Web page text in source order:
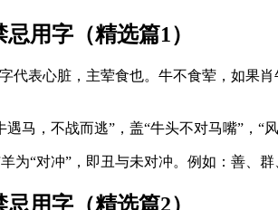
用字（精选篇1）
代表心脏，主荤食也。牛不食荤，如果
遇马，不战而逃”，盖“牛头不对马嘴”，
为“对冲”，即丑与未对冲。例如：善、
用字（精选篇2）